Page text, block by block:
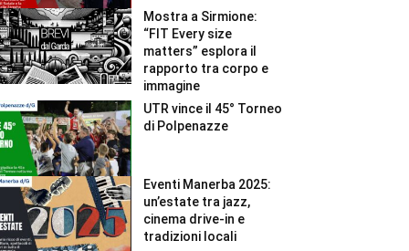
Mostra a Sirmione:
“FIT Every size
matters” esplora il
rapporto tra corpo e
immagine
UTR vince il 45° Torneo
di Polpenazze
Eventi Manerba 2025:
un’estate tra jazz,
cinema drive-in e
tradizioni locali